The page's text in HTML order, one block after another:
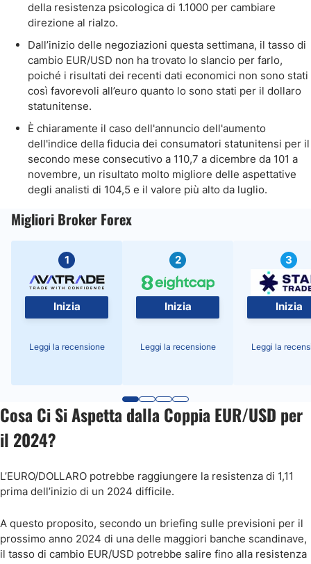
della resistenza psicologica di 1.1000 per cambiare
direzione al rialzo.
Dall’inizio delle negoziazioni questa settimana, il tasso di
cambio EUR/USD non ha trovato lo slancio per farlo,
poiché i risultati dei recenti dati economici non sono stati
così favorevoli all’euro quanto lo sono stati per il dollaro
statunitense.
È chiaramente il caso dell'annuncio dell'aumento
dell'indice della fiducia dei consumatori statunitensi per il
secondo mese consecutivo a 110,7 a dicembre da 101 a
novembre, un risultato molto migliore delle aspettative
degli analisti di 104,5 e il valore più alto da luglio.
Migliori Broker Forex
1
Inizia
Leggi la recensione
2
Inizia
Leggi la recensione
3
Inizia
Leggi la
Cosa Ci Si Aspetta dalla Coppia EUR/USD per
il 2024?
L’EURO/DOLLARO potrebbe raggiungere la resistenza di 1,11
prima dell’inizio di un 2024 difficile.
A questo proposito, secondo un briefing sulle previsioni per il
prossimo anno 2024 di una delle maggiori banche scandinave,
il tasso di cambio EUR/USD potrebbe salire fino alla resistenza